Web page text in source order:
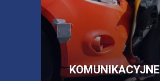
KOMUNIKACYJNE
SKLEP
OTWORZY
SIĘ
W
NOWEJ
KARCIE